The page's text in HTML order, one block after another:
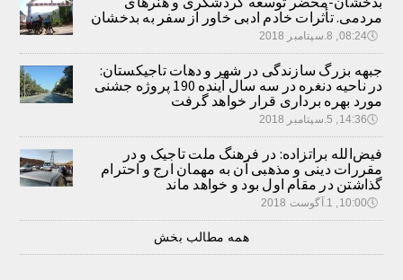
مردمی. تأثرات خادم ادبی خاور از سفر به بدخشان
🕔08:24, 8.سپتامبر 2018
جبهه بزرگ سازندگی در شهر و دهات تاجیکستان:
در ناحیه دنغره در سه سال آینده 190 پروژه جشنی
مورد بهره برداری قرار خواهد گرفت
🕔14:36, 5.سپتامبر 2018
فیض‌الله براتزاده: در فرهنگ ملت تاجیک و در
مقررات دینی و مذهبی آن به مهمان ارج و احترام
گذاشتن در مقام اول بود و خواهد ماند
🕔10:00, 1.آگوست 2018
همه مطالب بخش